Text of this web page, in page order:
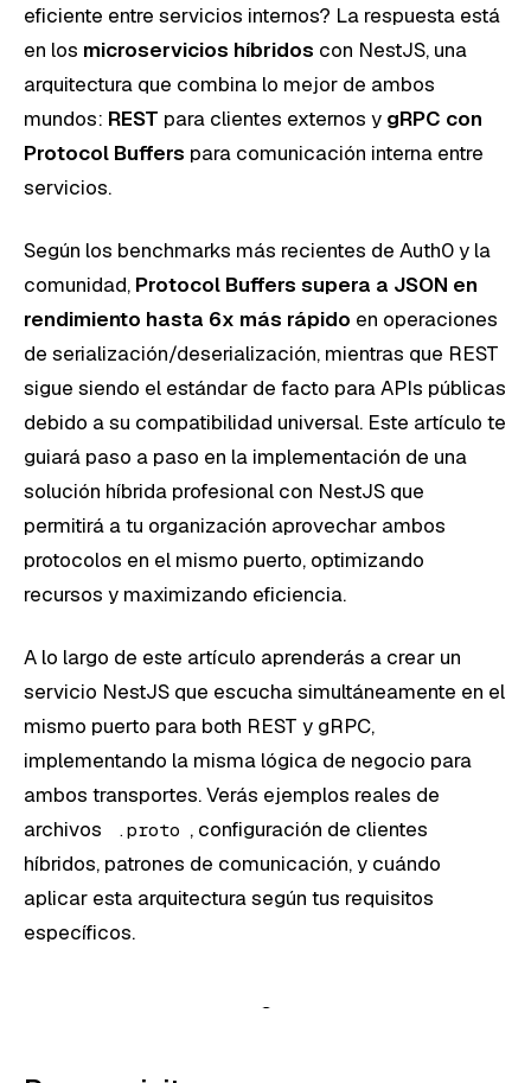
eficiente entre servicios internos? La respuesta está
en los microservicios híbridos con NestJS, una
arquitectura que combina lo mejor de ambos
mundos: REST para clientes externos y gRPC con
Protocol Buffers para comunicación interna entre
servicios.
Según los benchmarks más recientes de Auth0 y la
comunidad, Protocol Buffers supera a JSON en
rendimiento hasta 6x más rápido en operaciones
de serialización/deserialización, mientras que REST
sigue siendo el estándar de facto para APIs públicas
debido a su compatibilidad universal. Este artículo te
guiará paso a paso en la implementación de una
solución híbrida profesional con NestJS que
permitirá a tu organización aprovechar ambos
protocolos en el mismo puerto, optimizando
recursos y maximizando eficiencia.
A lo largo de este artículo aprenderás a crear un
servicio NestJS que escucha simultáneamente en el
mismo puerto para both REST y gRPC,
implementando la misma lógica de negocio para
ambos transportes. Verás ejemplos reales de
archivos
.proto , configuración de clientes
híbridos, patrones de comunicación, y cuándo
aplicar esta arquitectura según tus requisitos
específicos.